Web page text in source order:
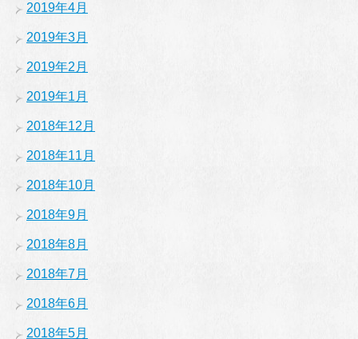
2019年4月
2019年3月
2019年2月
2019年1月
2018年12月
2018年11月
2018年10月
2018年9月
2018年8月
2018年7月
2018年6月
2018年5月